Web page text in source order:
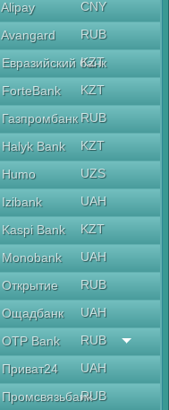
Alipay
CNY
Avangard
RUB
Евразийский банк
KZT
ForteBank
KZT
Газпромбанк RUB
Halyk Bank
KZT
Humo
UZS
Izibank
UAH
Kaspi Bank
KZT
Monobank
UAH
Открытие
RUB
Ощадбанк
UAH
OTP Bank
RUB
Приват24
UAH
ПромсвязьбанкRUB